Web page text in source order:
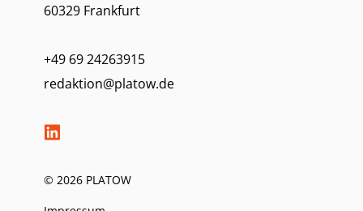
60329 Frankfurt
+49 69 24263915
redaktion@platow.de
© 2026 PLATOW